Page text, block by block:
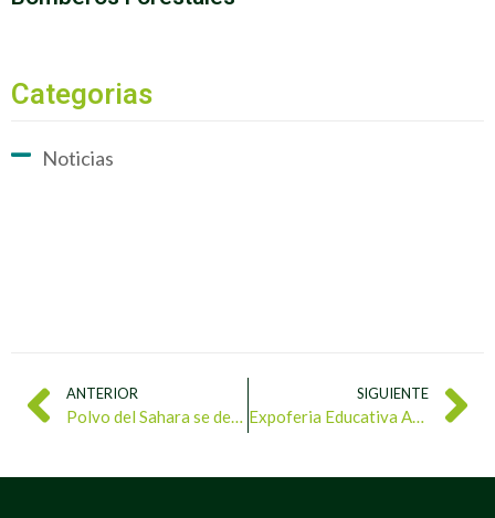
Categorias
Noticias
ANTERIOR
Polvo del Sahara se desplaza sobre Venezuela con débil concentración
SIGUIENTE
Expoferia Educativa Ambiental fortalece la cultura ecosocialista en Monagas